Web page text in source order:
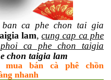
ban ca phe chon tai gia
lam,cung cap ca phe
ca phe chon taigia
chon taigia lam
bán cà phê chồn
nhanh